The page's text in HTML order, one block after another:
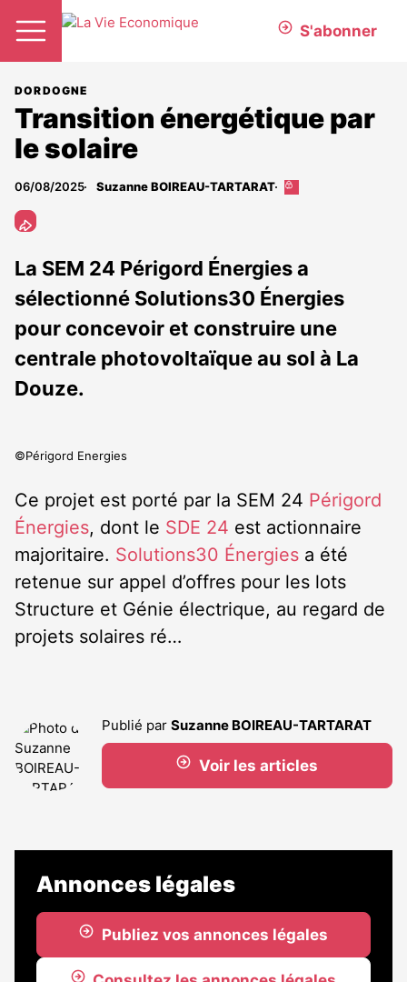
S'abonner
DORDOGNE
Transition énergétique par
le solaire
06/08/2025 Suzanne BOIREAU-TARTARAT
Cet
abonnés
La SEM 24 Périgord Énergies a
sélectionné Solutions30 Énergies
pour concevoir et construire une
centrale photovoltaïque au sol à La
Douze.
©Périgord Energies
Ce projet est porté par la SEM 24 Périgord
Énergies, dont le SDE 24 est actionnaire
majoritaire. Solutions30 Énergies a été
retenue sur appel d’offres pour les lots
Structure et Génie électrique, au regard de
projets solaires ré…
Publié par Suzanne BOIREAU-TARTARAT
Voir les articles
Annonces légales
Publiez vos annonces légales